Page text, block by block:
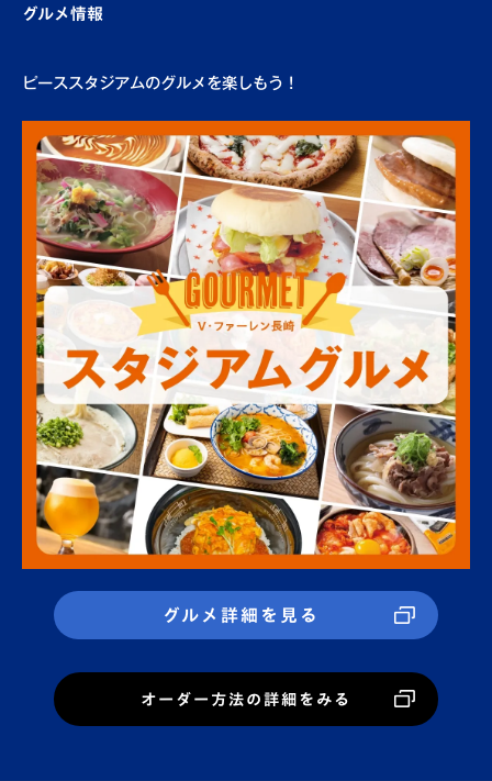
グルメ情報
ピーススタジアムのグルメを楽しもう！
グルメ詳細を見る
オーダー方法の詳細をみる